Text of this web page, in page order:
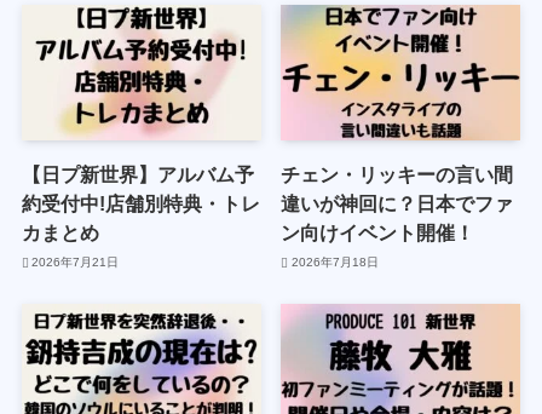
【日プ新世界】アルバム予
約受付中!店舗別特典・トレ
カまとめ
2026年7月21日
チェン・リッキーの言い間
違いが神回に？日本でファ
ン向けイベント開催！
2026年7月18日